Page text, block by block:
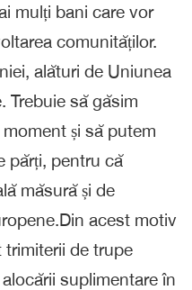
mulți bani care vor
comunităților.
alături de Uniunea
Trebuie să găsim
și să putem
părți, pentru că
măsură și de
acest motiv
trimiterii de trupe
suplimentare în